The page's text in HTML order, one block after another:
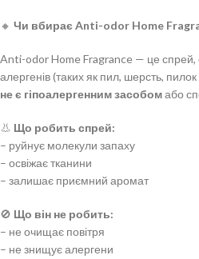
🔸 Чи вбирає Anti-odor Home
Anti-odor Home Fragrance — це спрей,
алергенів (таких як пил, шерсть,
не є гіпоалергенним засобомабо
👃 Що робить спрей:
– руйнує молекули запаху
– освіжає тканини
– залишає приємний аромат
🚫 Що він не робить:
– не очищає повітря
– не знищує алергени